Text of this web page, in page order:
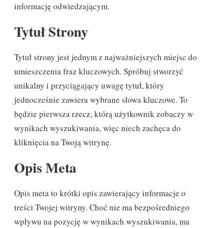
informację odwiedzającym.
Tytuł Strony
Tytuł strony jest jednym z najważniejszych miejsc do
umieszczenia fraz kluczowych. Spróbuj stworzyć
unikalny i przyciągający uwagę tytuł, który
jednocześnie zawiera wybrane słowa kluczowe. To
będzie pierwsza rzecz, którą użytkownik zobaczy w
wynikach wyszukiwania, więc niech zachęca do
kliknięcia na Twoją witrynę.
Opis Meta
Opis meta to krótki opis zawierający informacje o
treści Twojej witryny. Choć nie ma bezpośredniego
wpływu na pozycję w wynikach wyszukiwania, ma